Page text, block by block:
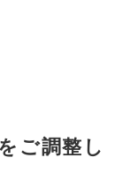
ご調整し